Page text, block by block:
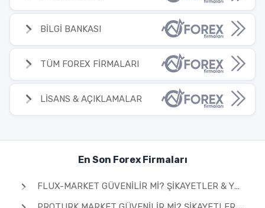
BİLGİ BANKASI
TÜM FOREX FİRMALARI
LİSANS & AÇIKLAMALAR
En Son Forex Firmaları
FLUX-MARKET GÜVENILIR MI? ŞIKAYETLER & YORUMLAR 2026